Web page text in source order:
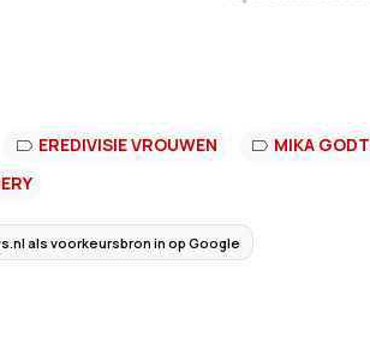
EREDIVISIE VROUWEN MIKA
als voorkeursbron in op Google